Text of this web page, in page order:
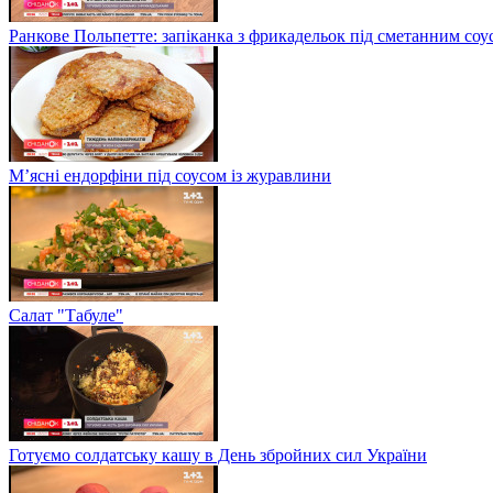
Ранкове Польпетте: запіканка з фрикадельок під сметанним
М’ясні ендорфіни під соусом із журавлини
Салат "Табуле"
Готуємо солдатську кашу в День збройних сил України